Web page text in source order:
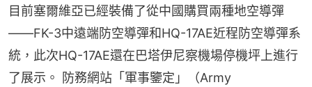
目前塞爾維亞已經裝備了從中國購買兩種地空導彈
——FK-3中遠端防空導彈和HQ-17AE近程防空導彈系
統，此次HQ-17AE還在巴塔伊尼察機場停機坪上進行
了展示。 防務網站「軍事鑒定」（Army